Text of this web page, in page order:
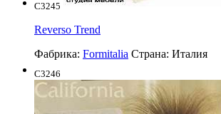
C3245
Reverso Trend
Фабрика: Formitalia Страна: Италия
C3246